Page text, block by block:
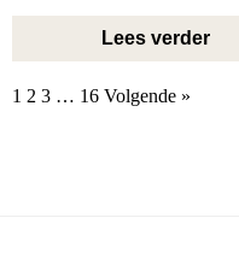
Lees verder
1 2 3 … 16 Volgende »